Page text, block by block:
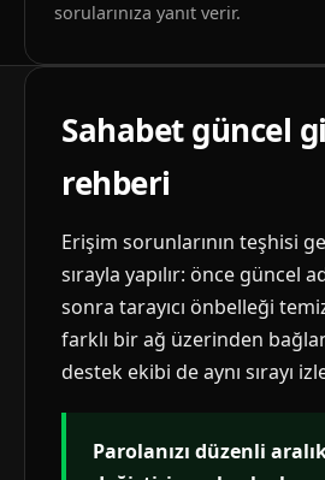
sorularınıza yanıt verir.
Sahabet güncel
rehberi
Erişim sorunlarının teşhisi
sırayla yapılır: önce güncel
sonra tarayıcı önbelleği
farklı bir ağ üzerinden
destek ekibi de aynı sırayı
Parolanızı düzenli